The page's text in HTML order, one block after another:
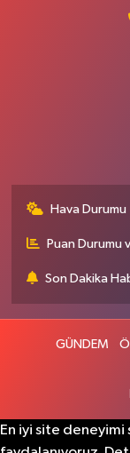
Hava Durumu
Puan Durumu
Son Dakika
GÜNDEM
En iyi site